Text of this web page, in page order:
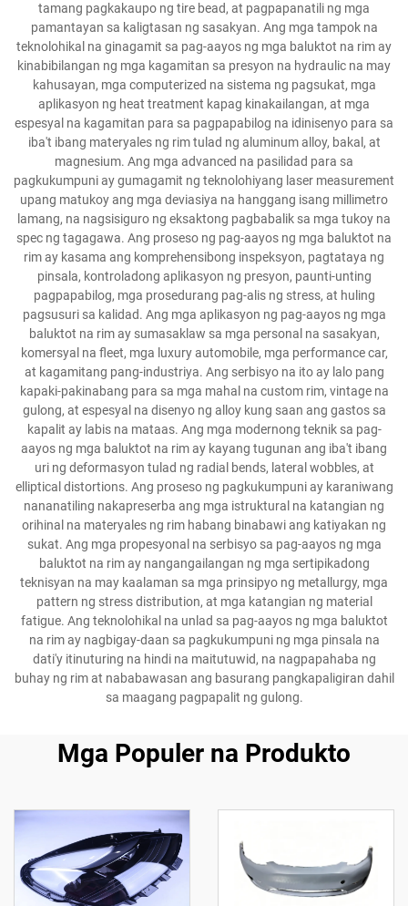
tamang pagkakaupo ng tire bead, at pagpapanatili ng mga
pamantayan sa kaligtasan ng sasakyan. Ang mga tampok na
teknolohikal na ginagamit sa pag-aayos ng mga baluktot na rim ay
kinabibilangan ng mga kagamitan sa presyon na hydraulic na may
kahusayan, mga computerized na sistema ng pagsukat, mga
aplikasyon ng heat treatment kapag kinakailangan, at mga
espesyal na kagamitan para sa pagpapabilog na idinisenyo para sa
iba't ibang materyales ng rim tulad ng aluminum alloy, bakal, at
magnesium. Ang mga advanced na pasilidad para sa
pagkukumpuni ay gumagamit ng teknolohiyang laser measurement
upang matukoy ang mga deviasiya na hanggang isang millimetro
lamang, na nagsisiguro ng eksaktong pagbabalik sa mga tukoy na
spec ng tagagawa. Ang proseso ng pag-aayos ng mga baluktot na
rim ay kasama ang komprehensibong inspeksyon, pagtataya ng
pinsala, kontroladong aplikasyon ng presyon, paunti-unting
pagpapabilog, mga prosedurang pag-alis ng stress, at huling
pagsusuri sa kalidad. Ang mga aplikasyon ng pag-aayos ng mga
baluktot na rim ay sumasaklaw sa mga personal na sasakyan,
komersyal na fleet, mga luxury automobile, mga performance car,
at kagamitang pang-industriya. Ang serbisyo na ito ay lalo pang
kapaki-pakinabang para sa mga mahal na custom rim, vintage na
gulong, at espesyal na disenyo ng alloy kung saan ang gastos sa
kapalit ay labis na mataas. Ang mga modernong teknik sa pag-
aayos ng mga baluktot na rim ay kayang tugunan ang iba't ibang
uri ng deformasyon tulad ng radial bends, lateral wobbles, at
elliptical distortions. Ang proseso ng pagkukumpuni ay karaniwang
nananatiling nakapreserba ang mga istruktural na katangian ng
orihinal na materyales ng rim habang binabawi ang katiyakan ng
sukat. Ang mga propesyonal na serbisyo sa pag-aayos ng mga
baluktot na rim ay nangangailangan ng mga sertipikadong
teknisyan na may kaalaman sa mga prinsipyo ng metallurgy, mga
pattern ng stress distribution, at mga katangian ng material
fatigue. Ang teknolohikal na unlad sa pag-aayos ng mga baluktot
na rim ay nagbigay-daan sa pagkukumpuni ng mga pinsala na
dati'y itinuturing na hindi na maitutuwid, na nagpapahaba ng
buhay ng rim at nababawasan ang basurang pangkapaligiran dahil
sa maagang pagpapalit ng gulong.
Mga Populer na Produkto